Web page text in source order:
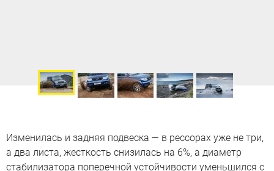
Изменилась и задняя подвеска — в рессорах уже не три,
а два листа, жесткость снизилась на 6%, а диаметр
стабилизатора поперечной устойчивости уменьшился с